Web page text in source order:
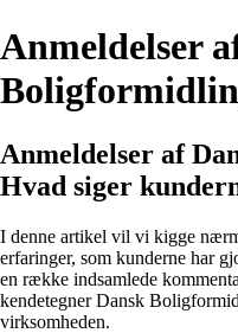
Anmeldelser
Anmeldelser af
Hvad siger
I denne artikel vil vi kigge
erfaringer, som kunderne har
en række indsamlede
kendetegner Dansk
virksomheden.